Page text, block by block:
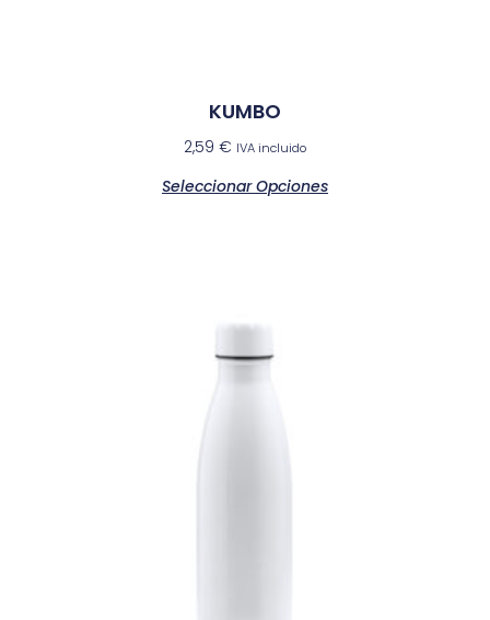
KUMBO
2,59 € IVA incluido
Seleccionar Opciones